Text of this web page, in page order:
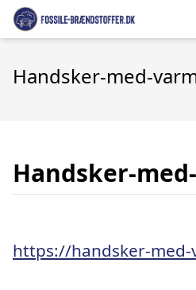
Handsker-med-
Handsker-
https://handsker-